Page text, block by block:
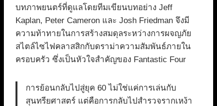
บทภาพยนตร์ที่ดูแลโดยทีมเขียนบทอย่าง Jeff
Kaplan, Peter Cameron และ Josh Friedman จึงมี
ความท้าทายในการสร้างสมดุลระหว่างการผจญภัย
สไตล์ไซไฟคลาสสิกกับดราม่าความสัมพันธ์ภายใน
ครอบครัว ซึ่งเป็นหัวใจสำคัญของ Fantastic Four
การย้อนกลับไปสู่ยุค 60 ไม่ใช่แค่การเล่นกับ
สุนทรียศาสตร์ แต่คือการกลับไปสำรวจรากเหง้า